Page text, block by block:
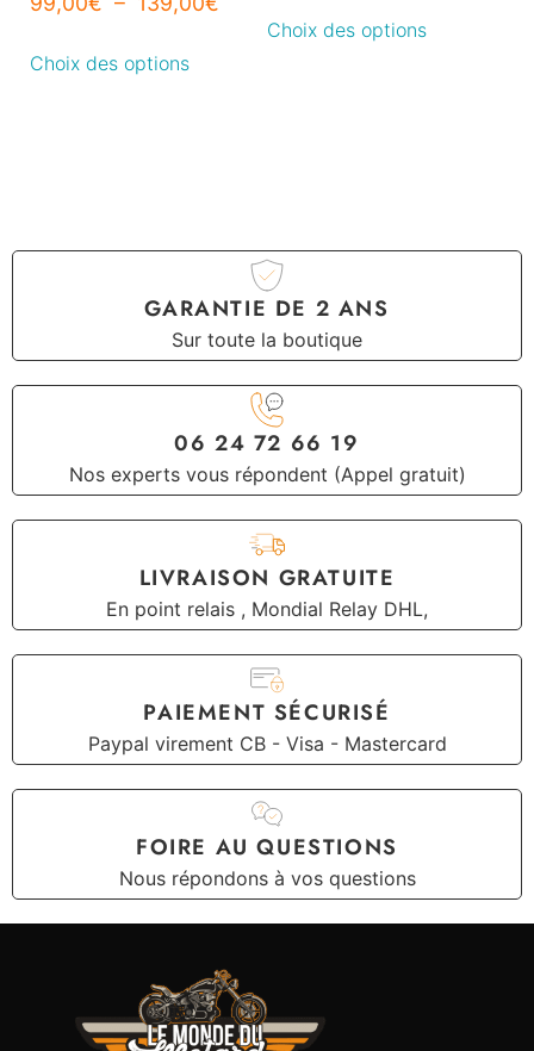
Choix des options
Choix des options
GARANTIE DE 2 ANS
Sur toute la boutique
06 24 72 66 19
Nos experts vous répondent (Appel gratuit)
LIVRAISON GRATUITE
En point relais , Mondial Relay DHL,
PAIEMENT SÉCURISÉ
Paypal virement CB - Visa - Mastercard
FOIRE AU QUESTIONS
Nous répondons à vos questions